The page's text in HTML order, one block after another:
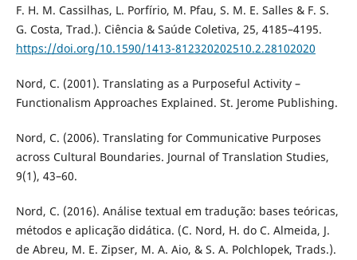
F. H. M. Cassilhas, L. Porfírio, M. Pfau, S. M. E. Salles & F. S.
G. Costa, Trad.). Ciência & Saúde Coletiva, 25, 4185–4195.
https://doi.org/10.1590/1413-812320202510.2.28102020
Nord, C. (2001). Translating as a Purposeful Activity –
Functionalism Approaches Explained. St. Jerome Publishing.
Nord, C. (2006). Translating for Communicative Purposes
across Cultural Boundaries. Journal of Translation Studies,
9(1), 43–60.
Nord, C. (2016). Análise textual em tradução: bases teóricas,
métodos e aplicação didática. (C. Nord, H. do C. Almeida, J.
de Abreu, M. E. Zipser, M. A. Aio, & S. A. Polchlopek, Trads.).